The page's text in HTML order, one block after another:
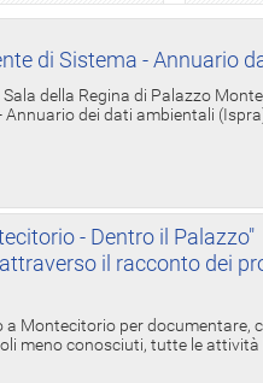
di Sistema - Annuario
della Regina di Palazzo
dei dati ambientali
- Dentro il Palazzo"
il racconto dei
Montecitorio per documentare,
meno conosciuti, tutte le